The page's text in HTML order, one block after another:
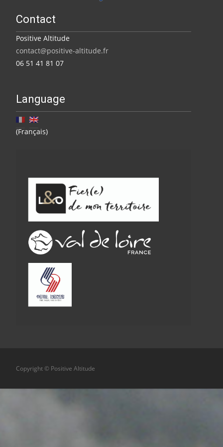
Contact
Positive Altitude
contact@positive-altitude.fr
06 51 41 81 07
Language
(Français)
Copyright © Positive Altitude